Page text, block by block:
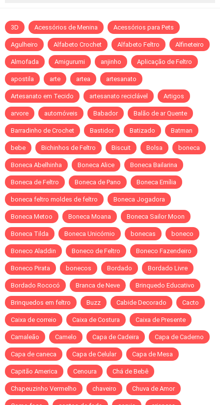
3D Acessórios de Menina Acessórios para Pets
Agulheiro Alfabeto Crochet Alfabeto Feltro Alfineteiro
Almofada Amigurumi anjinho Aplicação de Feltro
apostila arte artea artesanato
Artesanato em Tecido artesanato reciclável Artigos
arvore automóveis Babador Balão de ar Quente
Barradinho de Crochet Bastidor Batizado Batman
bebe Bichinhos de Feltro Biscuit Bolsa boneca
Boneca Abelhinha Boneca Alice Boneca Bailarina
Boneca de Feltro Boneca de Pano Boneca Emília
boneca feltro moldes de feltro Boneca Jogadora
Boneca Metoo Boneca Moana Boneca Sailor Moon
Boneca Tilda Boneca Unicórnio bonecas boneco
Boneco Aladdin Boneco de Feltro Boneco Fazendeiro
Boneco Pirata bonecos Bordado Bordado Livre
Bordado Rococó Branca de Neve Brinquedo Educativo
Brinquedos em feltro Buzz Cabide Decorado Cacto
Caixa de correio Caixa de Costura Caixa de Presente
Camaleão Camelo Capa de Cadeira Capa de Caderno
Capa de caneca Capa de Celular Capa de Mesa
Capitão America Cenoura Chá de Bebê
Chapeuzinho Vermelho chaveiro Chuva de Amor